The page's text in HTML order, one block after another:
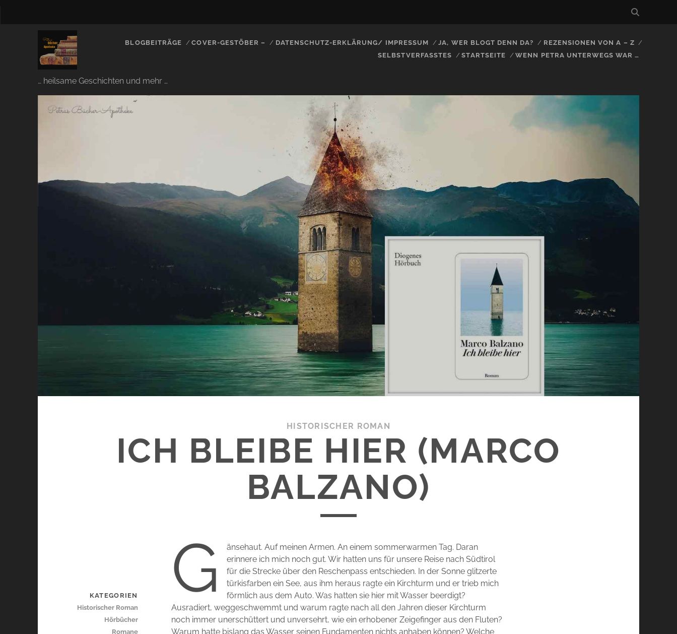
… heilsame Geschichten und mehr …
BLOGBEITRÄGE COVER-GESTÖBER – DATENSCHUTZ-ERKLÄRUNG/ IMPRESSUM JA, WER BLOGT DENN DA?
REZENSIONEN VON A – Z
SELBSTVERFASSTES
STARTSEITE WENN PETRA UNTERWEGS WAR …
HISTORISCHER ROMAN
ICH BLEIBE HIER (MARCO
BALZANO)
G
änsehaut. Auf meinen Armen. An einem sommerwarmen Tag. Daran
erinnere ich mich noch gut. Wir hatten uns für unsere Reise nach Südtirol
für die Strecke über den Reschenpass entschieden. In der Sonne glitzerte
türkisfarben ein See, aus ihm heraus ragte ein Kirchturm und er trieb mich
förmlich aus dem Auto. Was hatten sie hier mit Wasser beerdigt?
Ausradiert, weggeschwemmt und warum ragte nach all den Jahren dieser Kirchturm
noch immer unerschüttert und unversehrt, wie ein erhobener Zeigefinger aus den Fluten?
Warum hatte bislang das Wasser seinen Fundamenten nichts anhaben können? Welche
KATEGORIEN
Historischer Roman
Hörbücher
Romane